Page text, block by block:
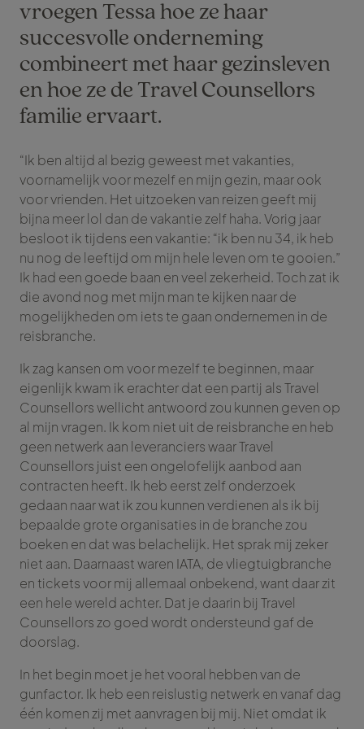
vroegen Tessa hoe ze haar
succesvolle onderneming
combineert met haar gezinsleven
en hoe ze de Travel Counsellors
familie ervaart.
“Ik ben altijd al bezig geweest met vakanties,
voornamelijk voor mezelf en mijn gezin, maar ook
voor vrienden. Het uitzoeken van reizen geeft mij
bijna meer lol dan de vakantie zelf haha. Vorig jaar
besloot ik tijdens een vakantie: “ik ben nu 34, ik heb
nu nog de leeftijd om mijn hele leven om te gooien.”
Ik had een goede baan en veel zekerheid. Toch zat ik
die avond nog met mijn man te kijken naar de
mogelijkheden om iets te gaan ondernemen in de
reisbranche.
Ik zag kansen om voor mezelf te beginnen, maar
eigenlijk kwam ik erachter dat een partij als Travel
Counsellors wellicht antwoord zou kunnen geven op
al mijn vragen. Ik kom niet uit de reisbranche en heb
geen netwerk aan leveranciers waar Travel
Counsellors juist een ongelofelijk aanbod aan
contracten heeft. Ik heb eerst zelf onderzoek
gedaan naar wat ik zou kunnen verdienen als ik bij
bepaalde grote organisaties in de branche zou
boeken en dat was belachelijk. Het sprak mij zeker
niet aan. Daarnaast waren IATA, de vliegtuigbranche
en tickets voor mij allemaal onbekend, want daar zit
een hele wereld achter. Dat je daarin bij Travel
Counsellors zo goed wordt ondersteund gaf de
doorslag.
In het begin moet je het vooral hebben van de
gunfactor. Ik heb een reislustig netwerk en vanaf dag
één komen zij met aanvragen bij mij. Niet omdat ik